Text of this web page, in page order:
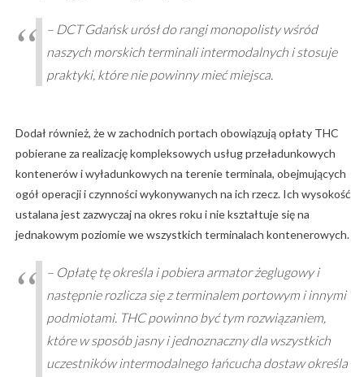
– DCT Gdańsk urósł do rangi monopolisty wśród
naszych morskich terminali intermodalnych i stosuje
praktyki, które nie powinny mieć miejsca.
Dodał również, że w zachodnich portach obowiązują opłaty THC
pobierane za realizację kompleksowych usług przeładunkowych
kontenerów i wyładunkowych na terenie terminala, obejmujących
ogół operacji i czynności wykonywanych na ich rzecz. Ich wysokość
ustalana jest zazwyczaj na okres roku i nie kształtuje się na
jednakowym poziomie we wszystkich terminalach kontenerowych.
– Opłatę tę określa i pobiera armator żeglugowy i
następnie rozlicza się z terminalem portowym i innymi
podmiotami. THC powinno być tym rozwiązaniem,
które w sposób jasny i jednoznaczny dla wszystkich
uczestników intermodalnego łańcucha dostaw określa